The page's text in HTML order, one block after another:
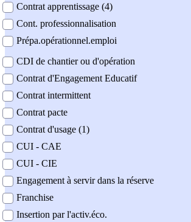
Contrat apprentissage (4)
Cont. professionnalisation
Prépa.opérationnel.emploi
CDI de chantier ou d'opération
Contrat d'Engagement Educatif
Contrat intermittent
Contrat pacte
Contrat d'usage (1)
CUI - CAE
CUI - CIE
Engagement à servir dans la réserve
Franchise
Insertion par l'activ.éco.